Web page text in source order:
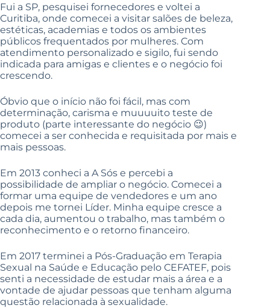
Fui a SP, pesquisei fornecedores e voltei a
Curitiba, onde comecei a visitar salões de beleza,
estéticas, academias e todos os ambientes
públicos frequentados por mulheres. Com
atendimento personalizado e sigilo, fui sendo
indicada para amigas e clientes e o negócio foi
crescendo.
Óbvio que o início não foi fácil, mas com
determinação, carisma e muuuuito teste de
produto (parte interessante do negócio 😉)
comecei a ser conhecida e requisitada por mais e
mais pessoas.
Em 2013 conheci a A Sós e percebi a
possibilidade de ampliar o negócio. Comecei a
formar uma equipe de vendedores e um ano
depois me tornei Líder. Minha equipe cresce a
cada dia, aumentou o trabalho, mas também o
reconhecimento e o retorno financeiro.
Em 2017 terminei a Pós-Graduação em Terapia
Sexual na Saúde e Educação pelo CEFATEF, pois
senti a necessidade de estudar mais a área e a
vontade de ajudar pessoas que tenham alguma
questão relacionada à sexualidade.